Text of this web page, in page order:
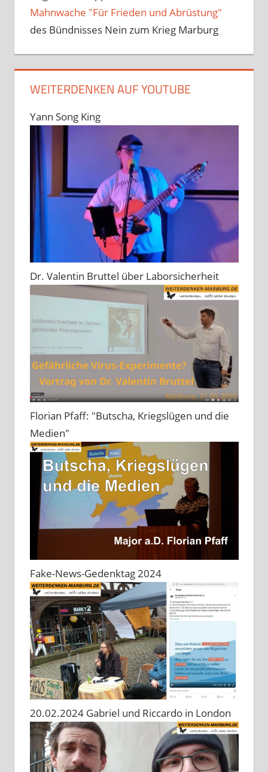
Mahnwache "Für Frieden und Abrüstung"
des Bündnisses Nein zum Krieg Marburg
WEITERDENKEN AUF YOUTUBE
Yann Song King
Dr. Valentin Bruttel über Laborsicherheit
Florian Pfaff: "Butscha, Kriegslügen und die
Medien"
Fake-News-Gedenktag 2024
20.02.2024 Gabriel und Riccardo in London